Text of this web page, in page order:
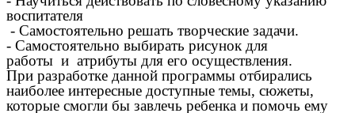
воспитателя
- Самостоятельно решать творческие задачи.
- Самостоятельно выбирать рисунок для
работы и атрибуты для его осуществления.
При разработке данной программы отбирались
наиболее интересные доступные темы, сюжеты,
которые смогли бы завлечь ребенка и помочь ему